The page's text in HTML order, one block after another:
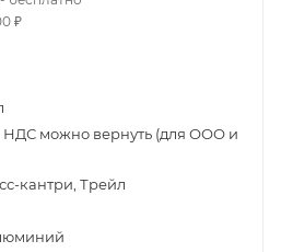
₽
НДС можно вернуть (для ООО и
кантри, Трейл